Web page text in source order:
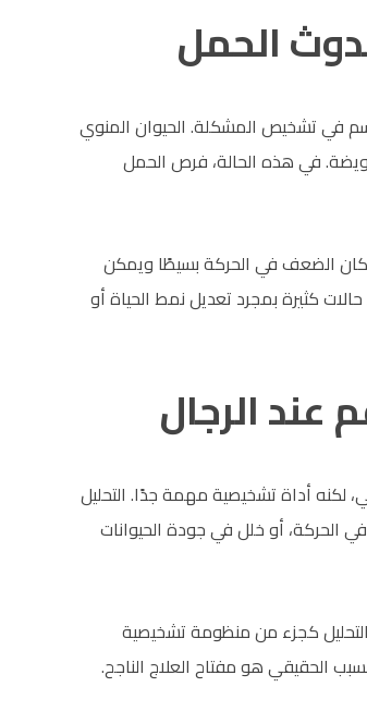
الحمل
في تشخيص المشكلة. الحيوان المنوي
في هذه الحالة، فرص الحمل
كان الضعف في الحركة بسيطًا ويمكن
كثيرة بمجرد تعديل نمط الحياة أو
الرجال
لكنه أداة تشخيصية مهمة جدًا. التحليل
الحركة، أو خلل في جودة الحيوانات
كجزء من منظومة تشخيصية
الحقيقي هو مفتاح العلاج الناجح.